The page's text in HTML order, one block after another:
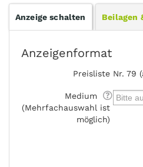
Anzeige schalten Beilagen
Anzeigenformat
Preisliste Nr. 79
Medium
(Mehrfachauswahl ist
möglich)